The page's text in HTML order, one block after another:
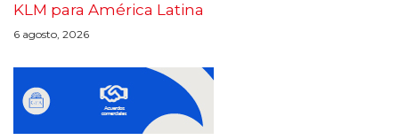
KLM para América Latina
6 agosto, 2026